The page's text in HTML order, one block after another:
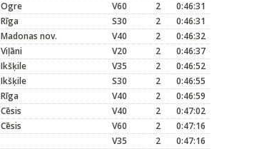
Ogre V60 2
0:46:31
Rīga S30 2
0:46:31
Madonas nov. V40 2
0:46:32
Viļāni V20 2
0:46:37
Ikšķile V35 2
0:46:52
Ikšķile S30 2
0:46:55
Rīga V40 2
0:46:59
Cēsis V40 2
0:47:02
Cēsis V60 2
0:47:16
V35 2
0:47:16